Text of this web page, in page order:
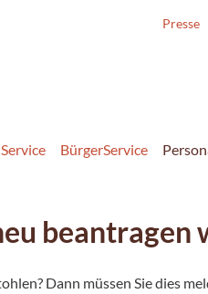
Presse
BürgerService
beantragen
Dann müssen Sie dies